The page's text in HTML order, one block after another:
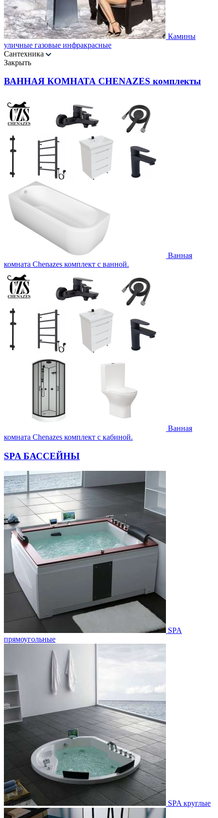
Камины
уличные газовые инфракрасные
Сантехника
Закрыть
ВАННАЯ КОМНАТА CHENAZES комплекты
Ванная
комната Chenazes комплект с ванной.
Ванная
комната Chenazes комплект с кабиной.
SPA БАССЕЙНЫ
SPA
прямоугольные
SPA круглые